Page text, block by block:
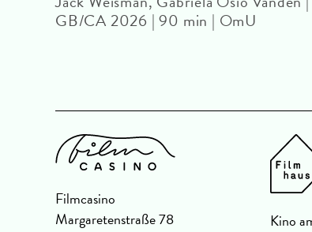
GB/CA 2026 | 90 min | OmU
Filmcasino
Margaretenstraße 78
Kino